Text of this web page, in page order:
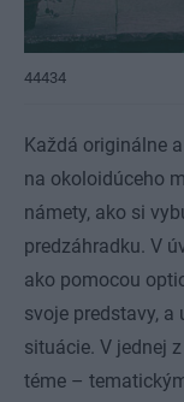
44434
Každá originálne
na okoloidúceho
námety, ako si
predzáhradku. V
ako pomocou
svoje predstavy, a
situácie. V jednej
téme –